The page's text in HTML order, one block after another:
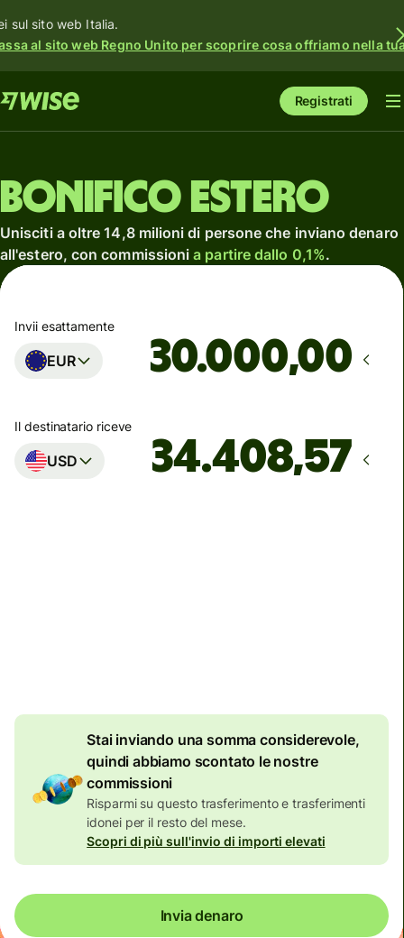
sul sito web Italia.
al sito web Regno Unito per scoprire cosa offriamo nella
Registrati
Bonifico estero
Unisciti a oltre 14,8 milioni di persone che inviano denaro
all'estero, con commissionia partire dallo 0,1%.
Invii esattamente
EUR ,00
Il destinatario riceve
USD
Stai inviando una somma considerevole,
quindi abbiamo scontato le nostre
commissioni
Risparmi su questo trasferimento e trasferimenti
idonei per il resto del mese.
Scopri di più sull'invio di importi elevati
Invia denaro